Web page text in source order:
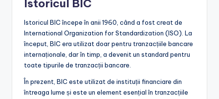
Istoricul BIC
Istoricul BIC începe în anii 1960, când a fost creat de
International Organization for Standardization (ISO). La
început, BIC era utilizat doar pentru tranzacțiile bancare
internaționale, dar în timp, a devenit un standard pentru
toate tipurile de tranzacții bancare.
În prezent, BIC este utilizat de instituții financiare din
întreaga lume și este un element esențial în tranzacțiile